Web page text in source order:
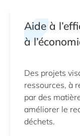
Aide à
à
Des projets
ressources, à
par des
améliorer le
déchets.